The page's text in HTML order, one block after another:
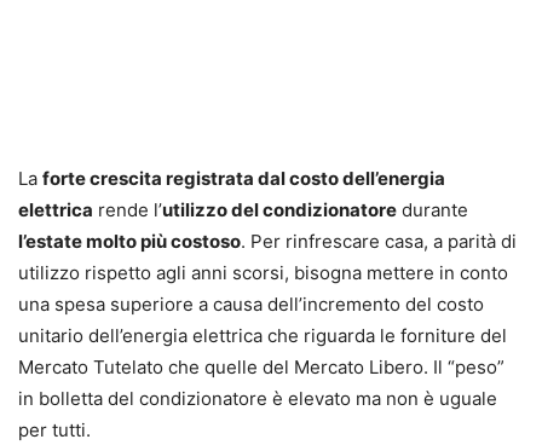
La forte crescita registrata dal costo dell’energia
elettrica rende l’utilizzo del condizionatore durante
l’estate molto più costoso. Per rinfrescare casa, a parità di
utilizzo rispetto agli anni scorsi, bisogna mettere in conto
una spesa superiore a causa dell’incremento del costo
unitario dell’energia elettrica che riguarda le forniture del
Mercato Tutelato che quelle del Mercato Libero. Il “peso”
in bolletta del condizionatore è elevato ma non è uguale
per tutti.